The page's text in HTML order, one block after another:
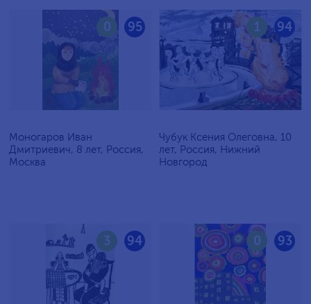
95
0
Моногаров Иван
Дмитриевич, 8 лет, Россия,
Москва
94
1
Чубук Ксения Олеговна, 10
лет, Россия, Нижний
Новгород
94
3 93
0